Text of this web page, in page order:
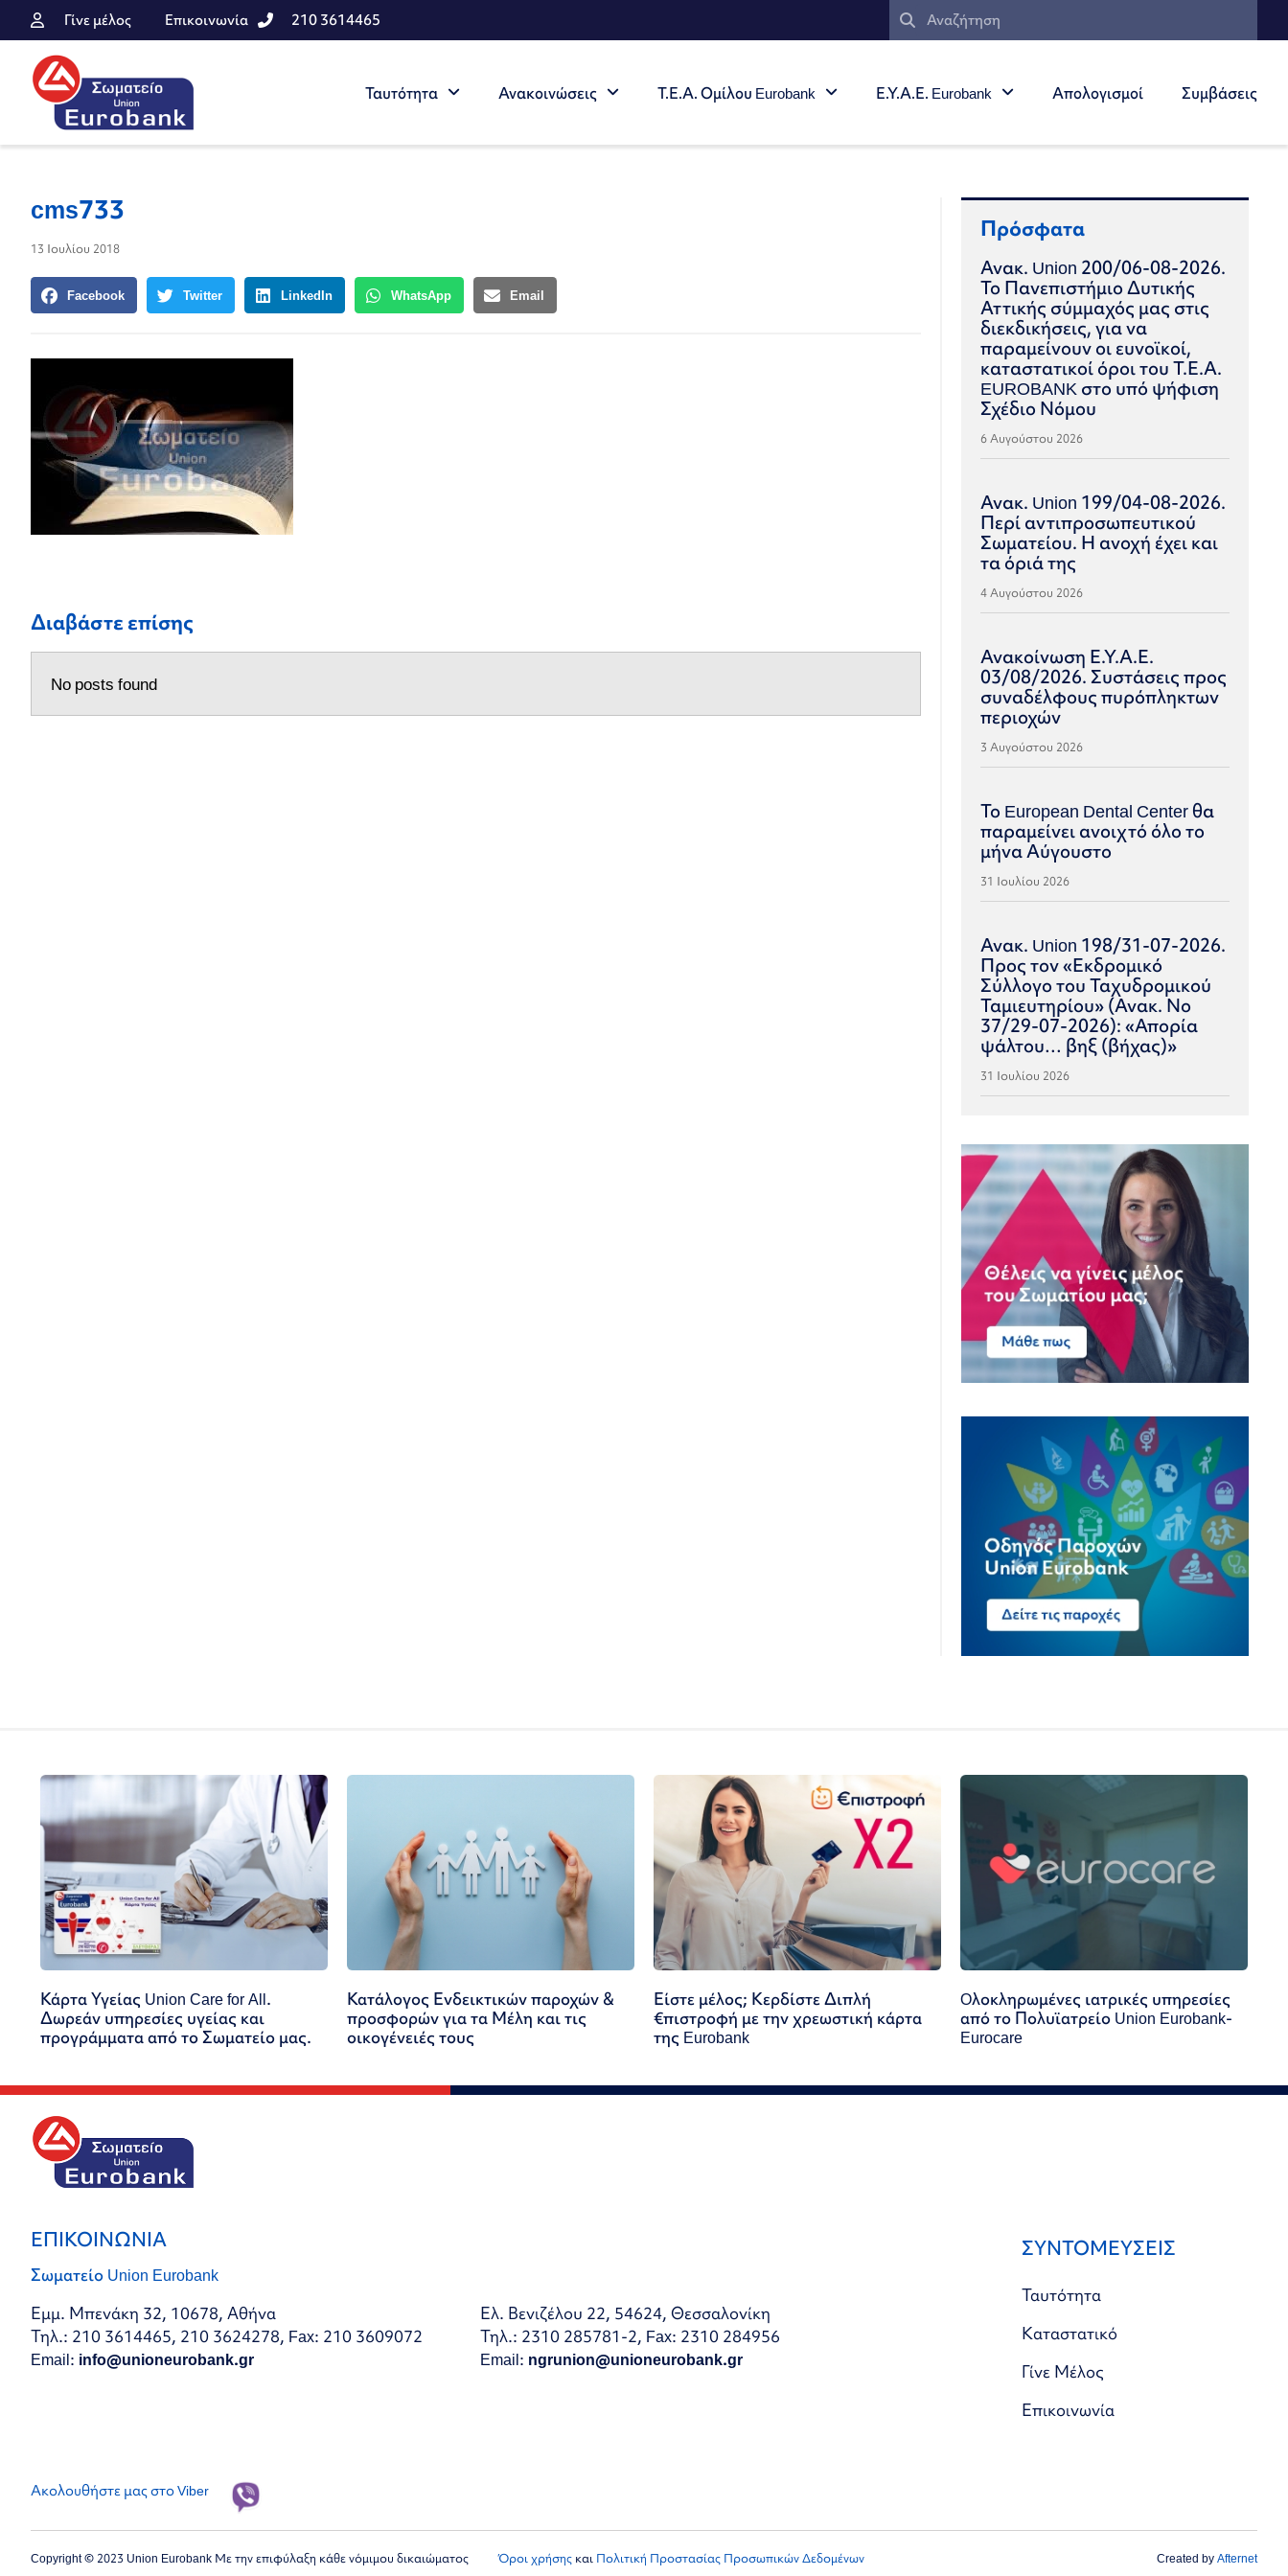
Γίνε μέλος Επικοινωνία 210 3614465
Ταυτότητα Ανακοινώσεις Τ.Ε.Α. Ομίλου Eurobank Ε.Υ.Α.Ε. Eurobank Απολογισμοί Συμβάσεις
cms733
13 Ιουλίου 2018
Facebook Twitter LinkedIn WhatsApp Email
Διαβάστε επίσης
No posts found
Πρόσφατα
Ανακ. Union 200/06-08-2026.
Το Πανεπιστήμιο Δυτικής
Αττικής σύμμαχός μας στις
διεκδικήσεις, για να
παραμείνουν οι ευνοϊκοί,
καταστατικοί όροι του Τ.Ε.Α.
EUROBANK στο υπό ψήφιση
Σχέδιο Νόμου
6 Αυγούστου 2026
Ανακ. Union 199/04-08-2026.
Περί αντιπροσωπευτικού
Σωματείου. Η ανοχή έχει και
τα όριά της
4 Αυγούστου 2026
Ανακοίνωση Ε.Υ.Α.Ε.
03/08/2026. Συστάσεις προς
συναδέλφους πυρόπληκτων
περιοχών
3 Αυγούστου 2026
Το European Dental Center θα
παραμείνει ανοιχτό όλο το
μήνα Αύγουστο
31 Ιουλίου 2026
Ανακ. Union 198/31-07-2026.
Προς τον «Εκδρομικό
Σύλλογο του Ταχυδρομικού
Ταμιευτηρίου» (Ανακ. Νο
37/29-07-2026): «Απορία
ψάλτου… βηξ (βήχας)»
31 Ιουλίου 2026
Κάρτα Υγείας Union Care for All.
Δωρεάν υπηρεσίες υγείας και
προγράμματα από το Σωματείο μας.
Κατάλογος Ενδεικτικών παροχών &
προσφορών για τα Μέλη και τις
οικογένειές τους
Είστε μέλος; Κερδίστε Διπλή
€πιστροφή με την χρεωστική κάρτα
της Eurobank
Oλοκληρωμένες ιατρικές υπηρεσίες
από το Πολυϊατρείο Union Eurobank-
Eurocare
ΕΠΙΚΟΙΝΩΝΙΑ
Σωματείο Union Eurobank
Εμμ. Μπενάκη 32, 10678, Αθήνα
Τηλ.: 210 3614465, 210 3624278, Fax: 210 3609072
Email: info@unioneurobank.gr
Ελ. Βενιζέλου 22, 54624, Θεσσαλονίκη
Τηλ.: 2310 285781-2, Fax: 2310 284956
Email: ngrunion@unioneurobank.gr
ΣΥΝΤΟΜΕΥΣΕΙΣ
Ταυτότητα
Καταστατικό
Γίνε Μέλος
Επικοινωνία
Ακολουθήστε μας στο Viber
Copyright © 2023 Union Eurobank Με την επιφύλαξη κάθε νόμιμου δικαιώματος Όροι χρήσης και Πολιτική Προστασίας Προσωπικών Δεδομένων Created byAfternet